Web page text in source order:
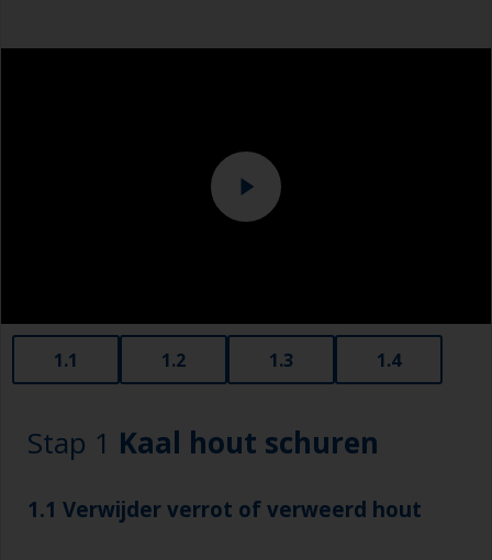
1.1 1.2 1.3 1.4
Stap 1 Kaal hout schuren
1.1 Verwijder verrot of verweerd hout